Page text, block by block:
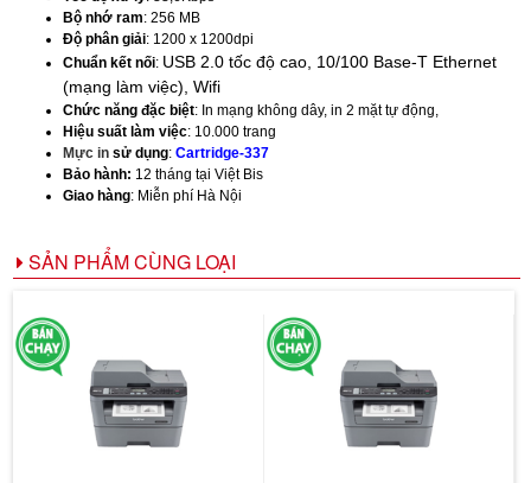
Bộ nhớ ram: 256 MB
Độ phân giải: 1200 x 1200dpi
Chuẩn kết nối: USB 2.0 tốc độ cao, 10/100 Base-T Ethernet
(mạng làm việc), Wifi
Chức năng đặc biệt: In mạng không dây, in 2 mặt tự động,
Hiệu suất làm việc: 10.000 trang
Mực in sử dụng: Cartridge-337
Bảo hành: 12 tháng tại Việt Bis
Giao hàng: Miễn phí Hà Nội
SẢN PHẨM CÙNG LOẠI